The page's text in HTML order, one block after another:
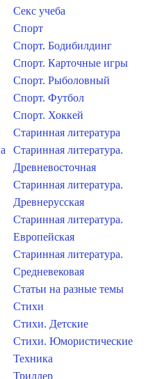
Секс учеба
Спорт
Спорт. Бодибилдинг
Спорт. Карточные игры
Спорт. Рыболовный
Спорт. Футбол
Спорт. Хоккей
Старинная литература
Старинная литература.
Древневосточная
Старинная литература.
Древнерусская
Старинная литература.
Европейская
Старинная литература.
Средневековая
Статьи на разные темы
Стихи
Стихи. Детские
Стихи. Юмористические
Техника
Триллер